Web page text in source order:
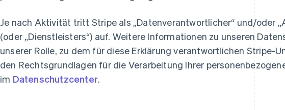
Je nach Aktivität tritt Stripe als „Datenverantwortlicher“ und/oder
(oder „Dienstleisters“) auf. Weitere Informationen zu unseren
unserer Rolle, zu dem für diese Erklärung verantwortlichen Stripe-
den Rechtsgrundlagen für die Verarbeitung Ihrer
im Datenschutzcenter.